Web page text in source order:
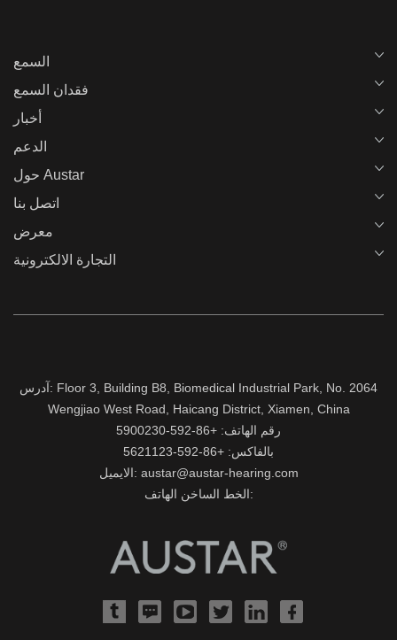
السمع
فقدان السمع
أخبار
الدعم
حول Austar
اتصل بنا
معرض
التجارة الالكترونية
آدرس: Floor 3, Building B8, Biomedical Industrial Park, No. 2064
Wengjiao West Road, Haicang District, Xiamen, China
رقم الهاتف: +86-592-5900230
بالفاكس: +86-592-5621123
الايميل: austar@austar-hearing.com
الخط الساخن الهاتف: